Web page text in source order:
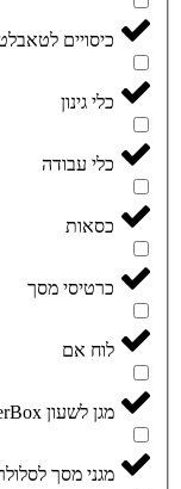
כיסויים לטאבלט
כלי גינון
כלי עבודה
כסאות
כרטיסי מסך
לוח אם
מגן לשעון OtterBox
מגני מסך לסלולריים